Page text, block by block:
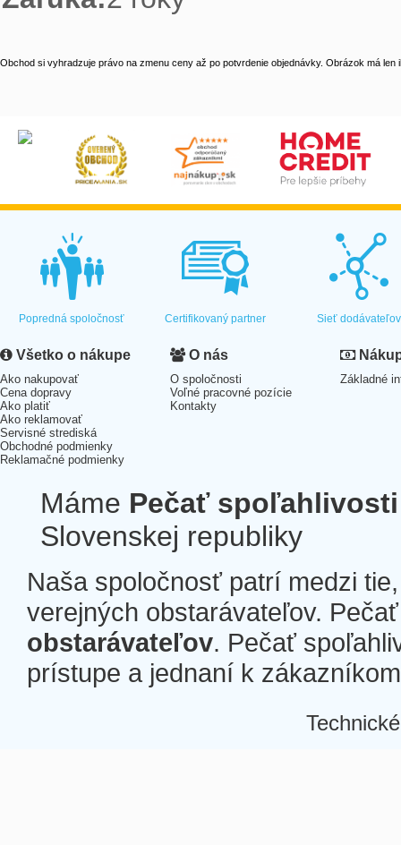
Obchod si vyhradzuje právo na zmenu ceny až po potvrdenie objednávky. Obrázok má len
Popredná spoločnosť Certifikovaný partner Sieť dodávateľov
Všetko o nákupe
Ako nakupovať
Cena dopravy
Ako platiť
Ako reklamovať
Servisné strediská
Obchodné podmienky
Reklamačné podmienky
O nás
O spoločnosti
Voľné pracovné pozície
Kontakty
Základné
Máme Pečať spoľahlivosti
Slovenskej republiky
Naša spoločnosť patrí medzi
verejných obstarávateľov.
obstarávateľov. Pečať
prístupe a jednaní k